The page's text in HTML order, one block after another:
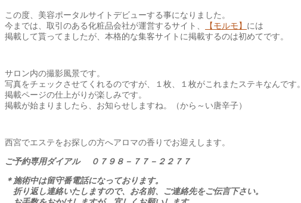
この度、美容ポータルサイトデビューする事になりました。
今までは、取引のある化粧品会社が運営するサイト、
【モルモ】 には
掲載して貰ってましたが、本格的な集客サイトに掲載するのは初めてです。
サロン内の撮影風景です。
写真をチェックさせてくれるのですが、１枚、１枚がこれまたステキなんです。
掲載ページの仕上がりが楽しみです。
掲載が始まりましたら、お知らせしますね。（から～い唐辛子）
西宮でエステをお探しの方へアロマの香りでお迎えします。
ご予約専用ダイアル ０７９８－７７－２２７７
＊施術中は留守番電話になっております。
折り返し連絡いたしますので、お名前、ご連絡先をご伝言下さい。